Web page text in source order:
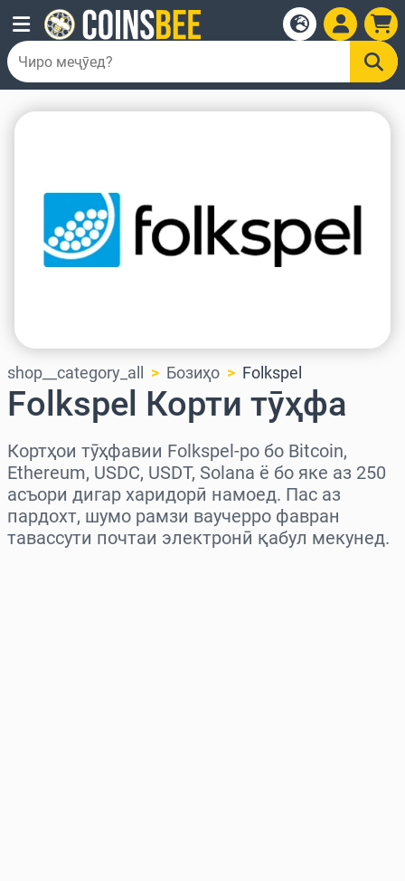
shop__category_all Бозиҳо Folkspel
Folkspel Корти тӯҳфа
Кортҳои тӯҳфавии Folkspel-ро бо Bitcoin,
Ethereum, USDC, USDT, Solana ё бо яке аз 250
асъори дигар харидорӣ намоед. Пас аз
пардохт, шумо рамзи ваучерро фавран
тавассути почтаи электронӣ қабул мекунед.